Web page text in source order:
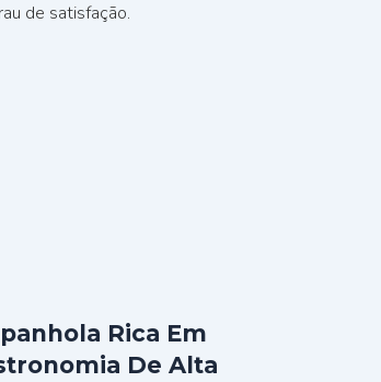
de satisfação.
Rica Em
De Alta